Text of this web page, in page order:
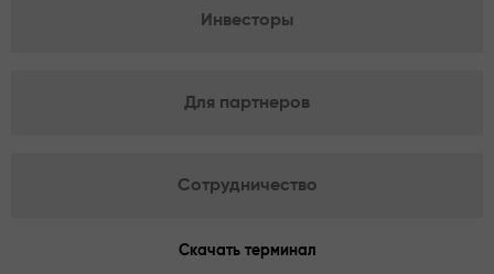
Инвесторы
Для партнеров
Сотрудничество
Скачать терминал